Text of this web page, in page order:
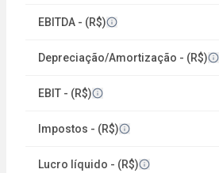
EBITDA - (R$)
Depreciação/Amortização - (R$)
EBIT - (R$)
Impostos - (R$)
Lucro líquido - (R$)